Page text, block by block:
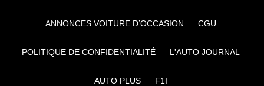
ANNONCES VOITURE D’OCCASION CGU
POLITIQUE DE CONFIDENTIALITÉ L'AUTO JOURNAL
AUTO PLUS F1I